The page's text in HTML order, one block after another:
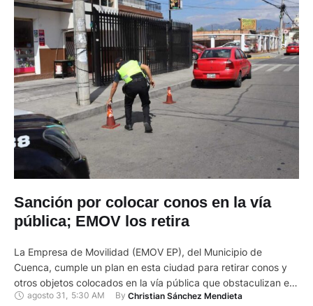
Sanción por colocar conos en la vía
pública; EMOV los retira
La Empresa de Movilidad (EMOV EP), del Municipio de
Cuenca, cumple un plan en esta ciudad para retirar conos y
otros objetos colocados en la vía pública que obstaculizan el
tránsito normal. Hay sanción por colocar estos objetos. Lenín
agosto 31 , 5:30 AM By Christian Sánchez Mendieta